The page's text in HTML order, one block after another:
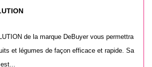
de la marque DeBuyer vous permettra
et légumes de façon efficace et rapide. Sa